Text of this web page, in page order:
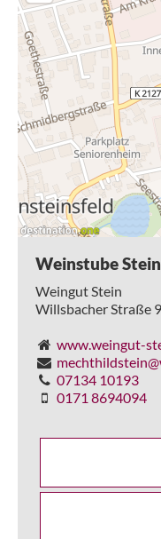
Weinstube Stein
Weingut Stein
Willsbacher Straße 9,
www.weingut-
07134 10193
0171 8694094